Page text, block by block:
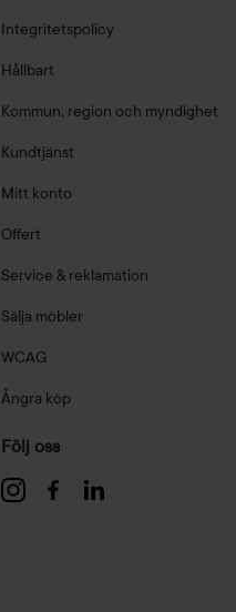
Integritetspolicy
Hållbart
Kommun, region och myndighet
Kundtjänst
Mitt konto
Offert
Service & reklamation
Sälja möbler
WCAG
Ångra köp
Följ oss